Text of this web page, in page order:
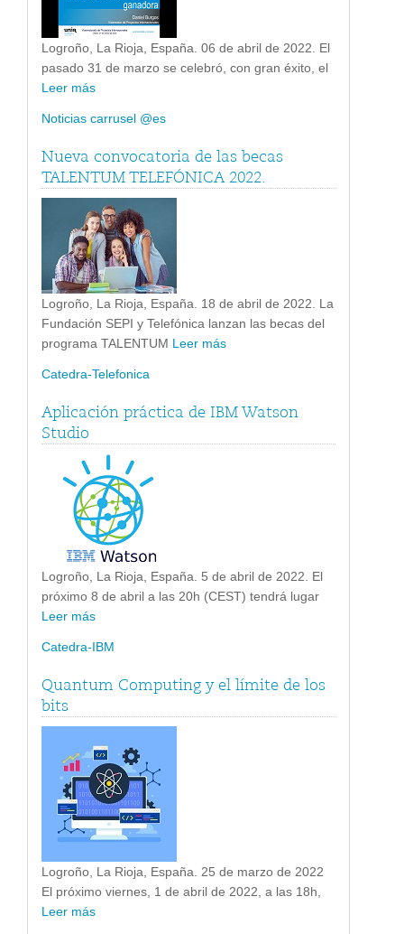
Logroño, La Rioja, España. 06 de abril de 2022. El
pasado 31 de marzo se celebró, con gran éxito, el
Leer más
Noticias carrusel @es
Nueva convocatoria de las becas
TALENTUM TELEFÓNICA 2022.
Logroño, La Rioja, España. 18 de abril de 2022. La
Fundación SEPI y Telefónica lanzan las becas del
programa TALENTUM Leer más
Catedra-Telefonica
Aplicación práctica de IBM Watson
Studio
Logroño, La Rioja, España. 5 de abril de 2022. El
próximo 8 de abril a las 20h (CEST) tendrá lugar
Leer más
Catedra-IBM
Quantum Computing y el límite de los
bits
Logroño, La Rioja, España. 25 de marzo de 2022
El próximo viernes, 1 de abril de 2022, a las 18h,
Leer más